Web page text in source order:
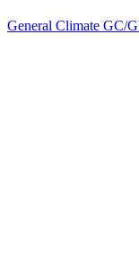
General Climate GC/